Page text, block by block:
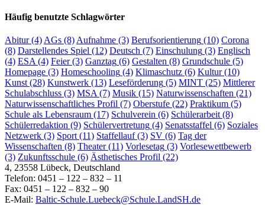
Häufig benutzte Schlagwörter
Abitur(4) AGs (8) Aufnahme (3) Berufsorientierung (10) Corona
(8) Darstellendes Spiel (12) Deutsch (7) Einschulung (3) Englisch
(4) ESA (4) Feier(3) Ganztag (6) Gestalten (8) Grundschule (5)
Homepage (3) Homeschooling (4) Klimaschutz (6) Kultur(10)
Kunst (28) Kunstwerk (13) Leseförderung (5) MINT (25) Mittlerer
Schulabschluss (3) MSA (7) Musik (15) Naturwissenschaften (21)
Naturwissenschaftliches Profil (7) Oberstufe (22) Praktikum (5)
Schule als Lebensraum (17) Schulverein (6) Schülerarbeit (8)
Schülerredaktion (9) Schülervertretung (4) Senatsstaffel (6) Soziales
Netzwerk (3) Sport (11) Staffellauf(3) SV (6) Tag der
Wissenschaften (8) Theater(11) Vorlesetag (3) Vorlesewettbewerb
(3) Zukunftsschule (6) Ästhetisches Profil (22)
4, 23558 Lübeck, Deutschland
Telefon: 0451 – 122 – 832 – 11
Fax: 0451 – 122 – 832 – 90
E-Mail: Baltic-Schule.Luebeck@Schule.LandSH.de